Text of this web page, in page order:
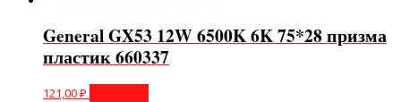
General GX53 12W 6500K 6K 75*28 призма
пластик 660337
121,00₽